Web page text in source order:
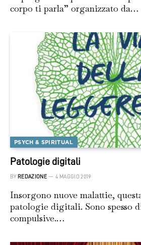
corpo ti parla” organizzato da…
PSYCH & SPIRITUAL
Patologie digitali
BY REDAZIONE 4 MAGGIO 2019
Insorgono nuove malattie,
patologie digitali. Sono spesso
compulsive.…